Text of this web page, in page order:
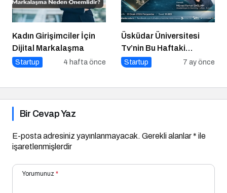
Kadın Girişimciler İçin
Dijital Markalaşma
Startup 4 hafta önce
Üsküdar Üniversitesi
Tv’nin Bu Haftaki
Konuğu Mürsel Ferhat
Startup 7 ay önce
Bir Cevap Yaz
E-posta adresiniz yayınlanmayacak. Gerekli alanlar* ile
işaretlenmişlerdir
Yorumunuz *